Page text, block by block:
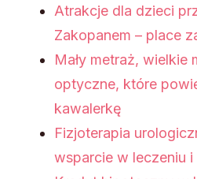
Atrakcje dla dzieci
Zakopanem – place
Mały metraż, wielkie
optyczne, które
kawalerkę
Fizjoterapia
wsparcie w leczeniu